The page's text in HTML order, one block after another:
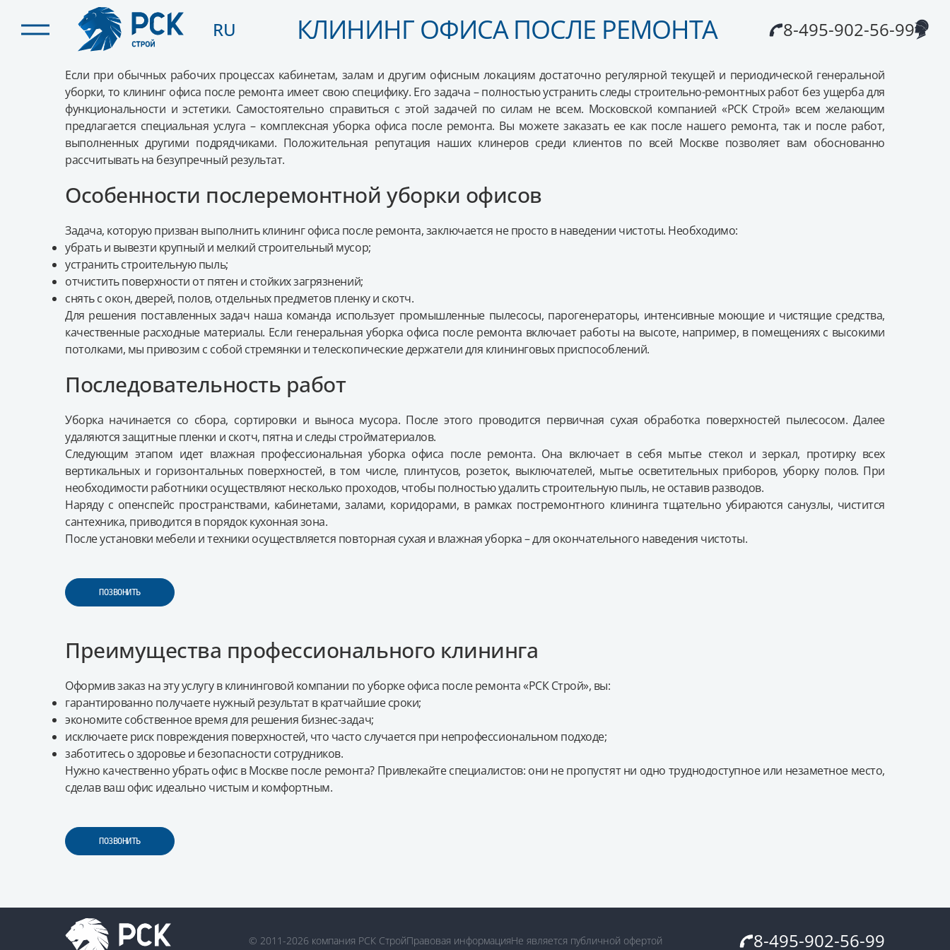
RU КЛИНИНГ ОФИСА ПОСЛЕ РЕМОНТА 8-495-902-56-99
КЛИНИНГ ОФИСА ПОСЛЕ РЕМОНТА
Если при обычных рабочих процессах кабинетам, залам и другим офисным локациям достаточно регулярной текущей и периодической генеральной
уборки, то клининг офиса после ремонта имеет свою специфику. Его задача – полностью устранить следы строительно-ремонтных работ без ущерба для
функциональности и эстетики. Самостоятельно справиться с этой задачей по силам не всем. Московской компанией «РСК Строй» всем желающим
предлагается специальная услуга – комплексная уборка офиса после ремонта. Вы можете заказать ее как после нашего ремонта, так и после работ,
выполненных другими подрядчиками. Положительная репутация наших клинеров среди клиентов по всей Москве позволяет вам обоснованно
рассчитывать на безупречный результат.
Особенности послеремонтной уборки офисов
Задача, которую призван выполнить клининг офиса после ремонта, заключается не просто в наведении чистоты. Необходимо:
убрать и вывезти крупный и мелкий строительный мусор;
устранить строительную пыль;
отчистить поверхности от пятен и стойких загрязнений;
снять с окон, дверей, полов, отдельных предметов пленку и скотч.
Для решения поставленных задач наша команда использует промышленные пылесосы, парогенераторы, интенсивные моющие и чистящие средства,
качественные расходные материалы. Если генеральная уборка офиса после ремонта включает работы на высоте, например, в помещениях с высокими
потолками, мы привозим с собой стремянки и телескопические держатели для клининговых приспособлений.
Последовательность работ
Уборка начинается со сбора, сортировки и выноса мусора. После этого проводится первичная сухая обработка поверхностей пылесосом. Далее
удаляются защитные пленки и скотч, пятна и следы стройматериалов.
Следующим этапом идет влажная профессиональная уборка офиса после ремонта. Она включает в себя мытье стекол и зеркал, протирку всех
вертикальных и горизонтальных поверхностей, в том числе, плинтусов, розеток, выключателей, мытье осветительных приборов, уборку полов. При
необходимости работники осуществляют несколько проходов, чтобы полностью удалить строительную пыль, не оставив разводов.
Наряду с опенспейс пространствами, кабинетами, залами, коридорами, в рамках постремонтного клининга тщательно убираются санузлы, чистится
сантехника, приводится в порядок кухонная зона.
После установки мебели и техники осуществляется повторная сухая и влажная уборка – для окончательного наведения чистоты.
ПОЗВОНИТЬ
Преимущества профессионального клининга
Оформив заказ на эту услугу в клининговой компании по уборке офиса после ремонта «РСК Строй», вы:
гарантированно получаете нужный результат в кратчайшие сроки;
экономите собственное время для решения бизнес-задач;
исключаете риск повреждения поверхностей, что часто случается при непрофессиональном подходе;
заботитесь о здоровье и безопасности сотрудников.
Нужно качественно убрать офис в Москве после ремонта? Привлекайте специалистов: они не пропустят ни одно труднодоступное или незаметное место,
сделав ваш офис идеально чистым и комфортным.
ПОЗВОНИТЬ
© 2011-2026 компания РСК СтройПравовая информацияНе является публичной офертой 8-495-902-56-99
Ваше имя
Ваш E-mail
Ваш телефон
Соглашаюсь на обработку персональных данных